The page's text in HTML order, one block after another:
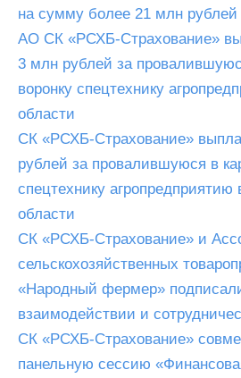
на сумму более 21 млн рублей
АО СК «РСХБ-Страхование»
3 млн рублей за
воронку спецтехнику
области
СК «РСХБ-Страхование»
рублей за провалившуюся в
спецтехнику агропредприятию
области
СК «РСХБ-Страхование» и
сельскохозяйственных
«Народный фермер»
взаимодействии и
СК «РСХБ-Страхование»
панельную сессию